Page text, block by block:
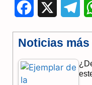
c
e
l
e
Noticias